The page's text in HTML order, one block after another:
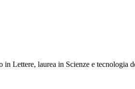
Lettere, laurea in Scienze e tecnologia